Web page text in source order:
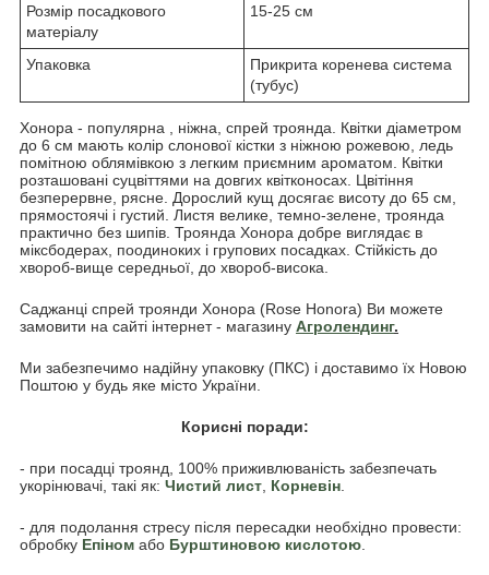
Розмір посадкового
матеріалу
15-25 см
Упаковка
Прикрита коренева система
(тубус)
Хонора - популярна , ніжна, спрей троянда. Квітки діаметром
до 6 см мають колір слонової кістки з ніжною рожевою, ледь
помітною облямівкою з легким приємним ароматом. Квітки
розташовані суцвіттями на довгих квітконосах. Цвітіння
безперервне, рясне. Дорослий кущ досягає висоту до 65 см,
прямостоячі і густий. Листя велике, темно-зелене, троянда
практично без шипів. Троянда Хонора добре виглядає в
міксбодерах, поодиноких і групових посадках. Стійкість до
хвороб-вище середньої, до хвороб-висока.
Саджанці спрей троянди Хонора (Rose Honora) Ви можете
замовити на сайті інтернет - магазину Агролендинг.
Ми забезпечимо надійну упаковку (ПКС) і доставимо їх Новою
Поштою у будь яке місто України.
Корисні поради:
- при посадці троянд, 100% приживлюваність забезпечать
укорінювачі, такі як: Чистий лист Корневін
- для подолання стресу після пересадки необхідно провести:
обробку Епіном або Бурштиновою кислотою